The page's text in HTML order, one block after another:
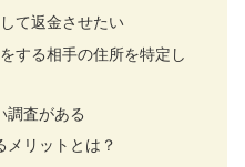
て返金させたい
する相手の住所を特定し
調査がある
メリットとは？